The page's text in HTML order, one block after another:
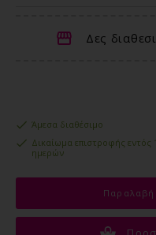
Δες
Άμεσα διαθέσιμο
Δικαίωμα επιστροφής εντός
ημερών